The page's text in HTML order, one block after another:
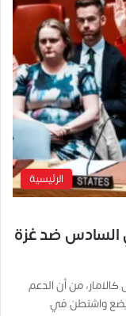
الرئيسية
السادس ضد غزة
كالامار، من أن الدعم
يضع واشنطن في